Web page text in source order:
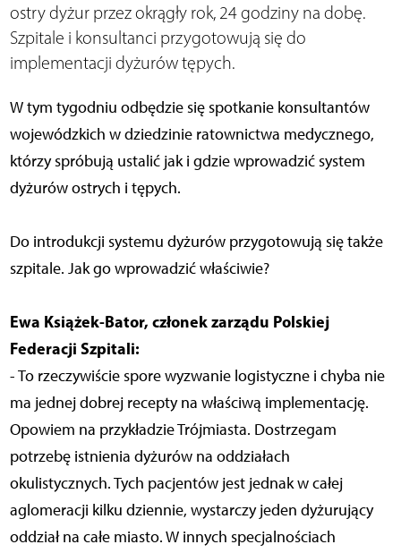
ostry dyżur przez okrągły rok, 24 godziny na dobę.
Szpitale i konsultanci przygotowują się do
implementacji dyżurów tępych.
W tym tygodniu odbędzie się spotkanie konsultantów
wojewódzkich w dziedzinie ratownictwa medycznego,
którzy spróbują ustalić jak i gdzie wprowadzić system
dyżurów ostrych i tępych.
Do introdukcji systemu dyżurów przygotowują się także
szpitale. Jak go wprowadzić właściwie?
Ewa Książek-Bator, członek zarządu Polskiej
Federacji Szpitali:
- To rzeczywiście spore wyzwanie logistyczne i chyba nie
ma jednej dobrej recepty na właściwą implementację.
Opowiem na przykładzie Trójmiasta. Dostrzegam
potrzebę istnienia dyżurów na oddziałach
okulistycznych. Tych pacjentów jest jednak w całej
aglomeracji kilku dziennie, wystarczy jeden dyżurujący
oddział na całe miasto. W innych specjalnościach